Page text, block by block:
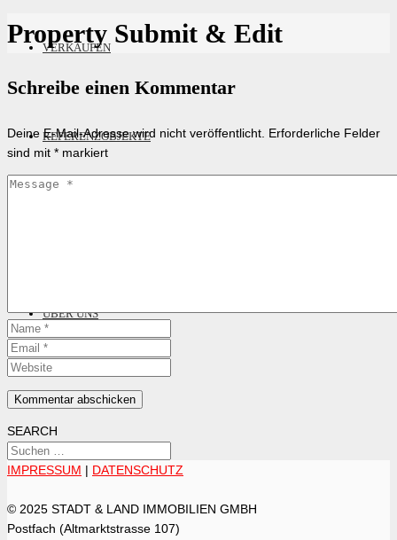
VERKAUFEN
REFERENZOBJEKTE
ÜBER UNS
KONTAKT
Property Submit & Edit
Schreibe einen Kommentar
Deine E-Mail-Adresse wird nicht veröffentlicht. Erforderliche Felder
sind mit * markiert
SEARCH
IMPRESSUM | DATENSCHUTZ
© 2025 STADT & LAND IMMOBILIEN GMBH
Postfach (Altmarktstrasse 107)